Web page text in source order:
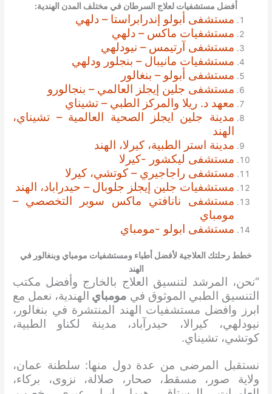
أفضل مستشفيات لعلاج السرطان في مختلف المدن الهندية:
مستشفى أبولو إندرابراستا – دلهي
مستشفيات ماكس – دلهي
مستشفى آرتيمس – نيودلهي
مستشفيات مانيبال – بنجلور ودلهي
مستشفى أبولو – بنغالور
مستشفى جلين إيجلز العالمي – بنجالورو
معهد د. ريلا والمركز الطبي – تشيناي
مدينة جلين ايجلز الصحية العالمية – تشيناي،
الهند
مدينة استر الطبية، كيرلا، الهند
مستشفى ليكشور -كيرلا
مستشفى راجاجيري – كوتشي، كيرلا
مستشفيات جلين إيجلز جلوبال – حيدراباد، الهند
مستشفى نانافتي ماكس سوبر التخصصي –
مومباي
مستشفى ابولو -مومباي
خطط رحلتك العلاجية لأفضل أطباء ومستشفيات مومباي وبنغالور في
الهند
“نحن، المرشد لتنسيق العلاج بالخارج وأفضل مكتب
التنسيق الطبي الموثوق في مومباي الهندية، نعمل مع
ابرز وافضل مستشفيات الهند المنتشرة في بنغالور،
نيودلهي، كيرالا، حيدرآباد، مدينة لكناو الطبية،
كوتشي، تشيناي.
نستقبل المرضى من عدة دول منها: سلطنة عمان،
ولاية صور، مسقط، صحار، صلالة، نزوى، بركاء،